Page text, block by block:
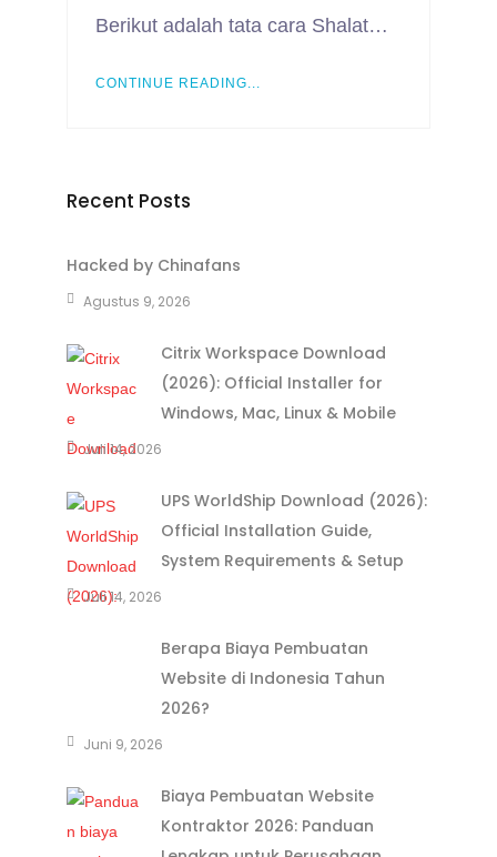
Berikut adalah tata cara Shalat…
CONTINUE READING...
Recent Posts
Hacked by Chinafans
Agustus 9, 2026
Citrix Workspace Download
(2026): Official Installer for
Windows, Mac, Linux & Mobile
Juli 14, 2026
UPS WorldShip Download (2026):
Official Installation Guide,
System Requirements & Setup
Juli 14, 2026
Berapa Biaya Pembuatan
Website di Indonesia Tahun
2026?
Juni 9, 2026
Biaya Pembuatan Website
Kontraktor 2026: Panduan